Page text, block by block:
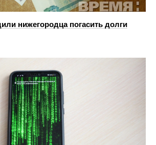
нижегородца погасить долги